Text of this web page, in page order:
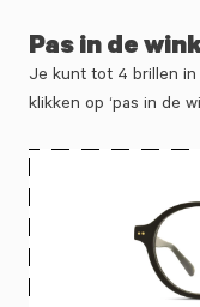
Pas in de
Je kunt tot 4 brillen
klikken op ‘pas in de